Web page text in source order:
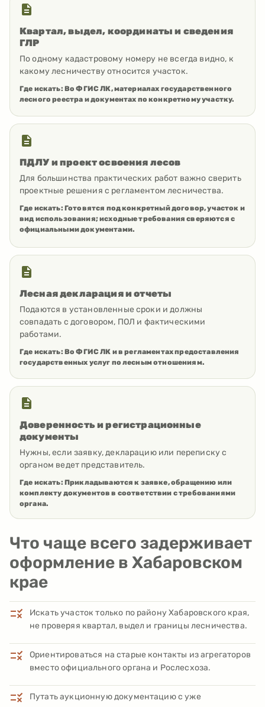
Квартал, выдел, координаты и сведения
ГЛР
По одному кадастровому номеру не всегда видно, к
какому лесничеству относится участок.
Где искать: Во ФГИС ЛК, материалах государственного
лесного реестра и документах по конкретному участку.
ПДЛУ и проект освоения лесов
Для большинства практических работ важно сверить
проектные решения с регламентом лесничества.
Где искать: Готовятся под конкретный договор, участок и
вид использования; исходные требования сверяются с
официальными документами.
Лесная декларация и отчеты
Подаются в установленные сроки и должны
совпадать с договором, ПОЛ и фактическими
работами.
Где искать: Во ФГИС ЛК и в регламентах предоставления
государственных услуг по лесным отношениям.
Доверенность и регистрационные
документы
Нужны, если заявку, декларацию или переписку с
органом ведет представитель.
Где искать: Прикладываются к заявке, обращению или
комплекту документов в соответствии с требованиями
органа.
Что чаще всего задерживает
оформление в Хабаровском
крае
Искать участок только по району Хабаровского края,
не проверяя квартал, выдел и границы лесничества.
Ориентироваться на старые контакты из агрегаторов
вместо официального органа и Рослесхоза.
Путать аукционную документацию с уже